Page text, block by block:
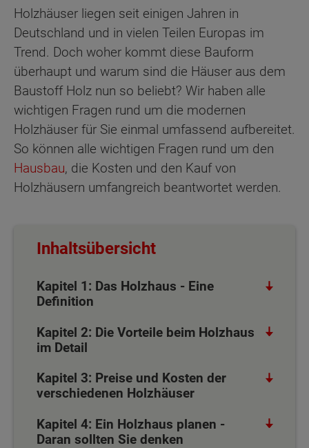
Holzhäuser liegen seit einigen Jahren in
Deutschland und in vielen Teilen Europas im
Trend. Doch woher kommt diese Bauform
überhaupt und warum sind die Häuser aus dem
Baustoff Holz nun so beliebt? Wir haben alle
wichtigen Fragen rund um die modernen
Holzhäuser für Sie einmal umfassend aufbereitet.
So können alle wichtigen Fragen rund um den
Hausbau, die Kosten und den Kauf von
Holzhäusern umfangreich beantwortet werden.
Inhaltsübersicht
Kapitel 1: Das Holzhaus - Eine
Definition
Kapitel 2: Die Vorteile beim Holzhaus
im Detail
Kapitel 3: Preise und Kosten der
verschiedenen Holzhäuser
Kapitel 4: Ein Holzhaus planen -
Daran sollten Sie denken